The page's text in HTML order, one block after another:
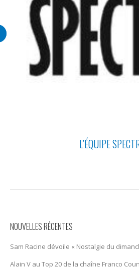
L’ÉQUIPE
NOUVELLES RÉCENTES
Sam Racine dévoile « Nostalgie du
Alain V au Top 20 de la chaîne Franco